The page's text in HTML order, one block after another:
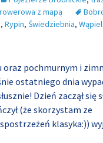
z mapą
, Rypin, Świedziebnia,
oraz pochmurnym i
ostatniego dnia
Dzień zaczął się
(że skorzystam ze
klasyka:))